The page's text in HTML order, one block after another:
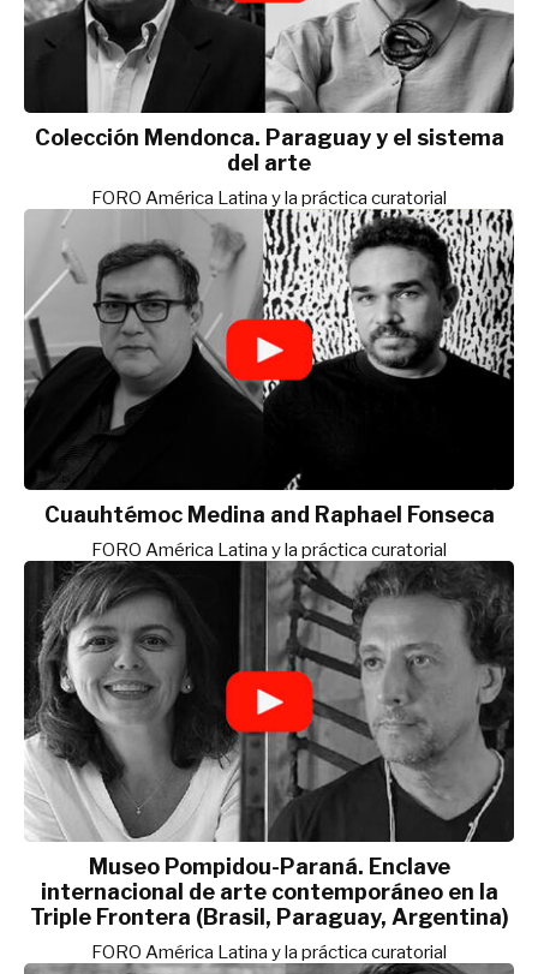
Colección Mendonca. Paraguay y el sistema
del arte
FORO América Latina y la práctica curatorial
Cuauhtémoc Medina and Raphael Fonseca
FORO América Latina y la práctica curatorial
Museo Pompidou-Paraná. Enclave
internacional de arte contemporáneo en la
Triple Frontera (Brasil, Paraguay, Argentina)
FORO América Latina y la práctica curatorial